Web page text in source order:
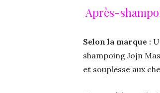
Après-
Selon la marque :
shampoing Jojn
et souplesse aux